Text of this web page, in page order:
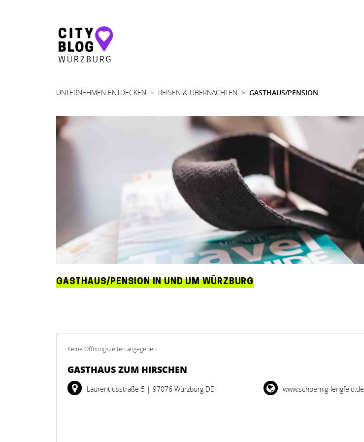
Hauptnavigation
UNTERNEHMEN ENTDECKEN REISEN & ÜBERNACHTEN GASTHAUS/PENSION
GASTHAUS/PENSION IN UND UM WÜRZBURG
Keine Öffnungszeiten angegeben
GASTHAUS ZUM HIRSCHEN
Laurentiusstraße 5 | 97076 Würzburg DE www.schoemig-lengfeld.de